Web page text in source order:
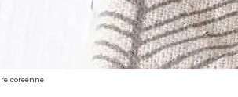
coréenne